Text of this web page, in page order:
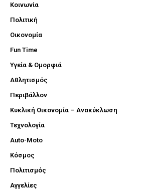
Κοινωνία
Πολιτική
Οικονομία
Fun Time
Υγεία & Ομορφιά
Αθλητισμός
Περιβάλλον
Κυκλική Οικονομία – Ανακύκλωση
Τεχνολογία
Auto-Moto
Κόσμος
Πολιτισμός
Αγγελίες